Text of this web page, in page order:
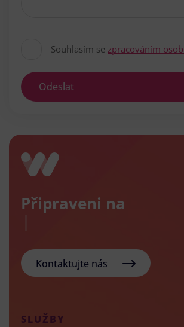
Souhlasím se zpracováním
Odeslat
Připraveni na
Kontaktujte nás
SLUŽBY